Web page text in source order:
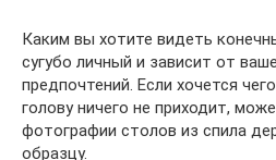
Каким вы хотите видеть
сугубо личный и зависит от
предпочтений. Если хочется
голову ничего не приходит,
фотографии столов из спила
образцу.